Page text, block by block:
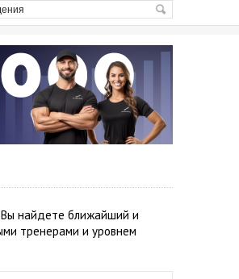
Вы найдете ближайший и
тренерами и уровнем